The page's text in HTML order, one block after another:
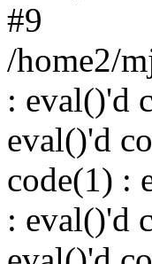
#9
/home2/
: eval()'d
eval()'d
code(1) :
: eval()'d